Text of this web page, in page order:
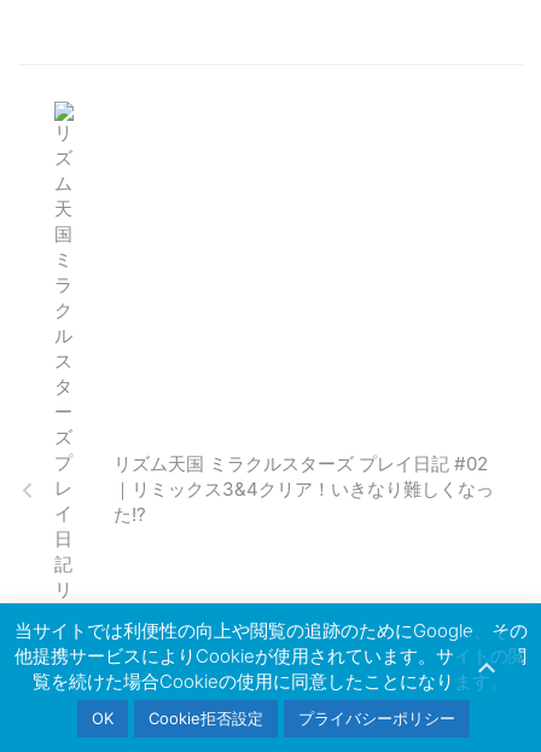
リズム天国 ミラクルスターズ プレイ日記 #02
｜リミックス3&4クリア！いきなり難しくなっ
た!?
当サイトでは利便性の向上や閲覧の追跡のためにGoogle、その
他提携サービスによりCookieが使用されています。サイトの閲
覧を続けた場合Cookieの使用に同意したことになります。
OK Cookie拒否設定 プライバシーポリシー